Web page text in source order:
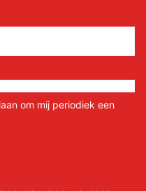
om mij periodiek een